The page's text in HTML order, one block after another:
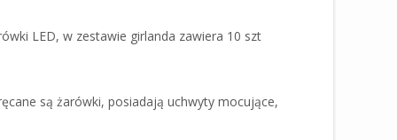
LED, w zestawie girlanda zawiera 10 szt
są żarówki, posiadają uchwyty mocujące,